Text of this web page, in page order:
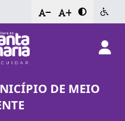
- +
DE MEIO